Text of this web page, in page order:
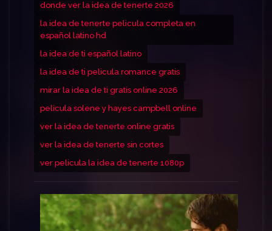
donde ver la idea de tenerte 2026
la idea de tenerte pelicula completa en
español latino hd
la idea de ti español latino
la idea de ti pelicula romance gratis
mirar la idea de ti gratis online 2026
pelicula solene y hayes campbell online
ver la idea de tenerte online gratis
ver la idea de tenerte sin cortes
ver pelicula la idea de tenerte 1080p